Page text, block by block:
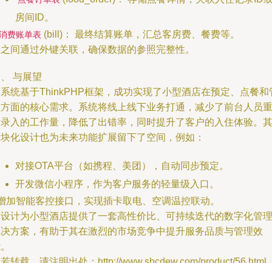
房间ID。
费账单表 (bill)： 最终结算账单，汇总客房费、餐费等。
间通过外键关联，确保数据的参照完整性。
与展望
统基于ThinkPHP框架，成功实现了小型酒店在预定、点餐和
面的核心需求。系统将线上线下业务打通，减少了前台人员重
入的工作量，降低了出错率，同时提升了客户的入住体验。其
化设计也为未来功能扩展留下了空间，例如：
对接OTA平台（如携程、美团），自动同步预定。
开发微信小程序，作为客户服务的轻量级入口。
加智能客控接口，实现插卡取电、空调温控联动。
计为小型酒店提供了一套高性价比、可持续迭代的数字化管理
方案，有助于其在激烈的市场竞争中提升服务品质与管理效